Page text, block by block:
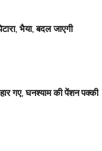
भैया, बदल जाएगी
हार गए, घनश्याम की पेंशन पक्की